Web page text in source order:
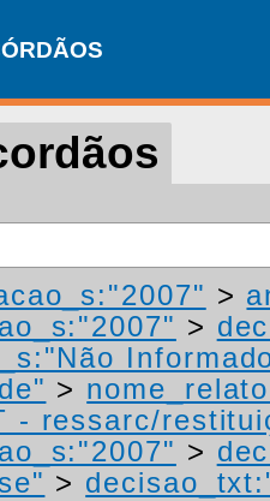
>
>
>
- ressarc/
>
>